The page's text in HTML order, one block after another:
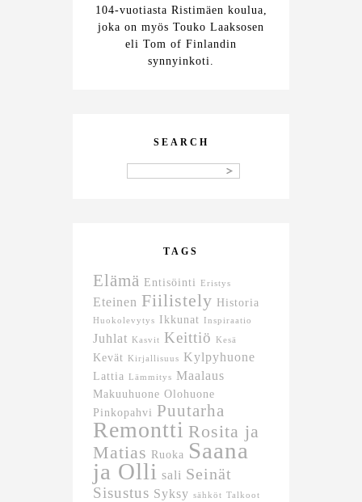
104-vuotiasta Ristimäen koulua,
joka on myös Touko Laaksosen
eli Tom of Finlandin
synnyinkoti.
SEARCH
TAGS
Elämä Entisöinti Eristys
Eteinen Fiilistely Historia
Huokolevytys Ikkunat Inspiraatio
Juhlat Kasvit Keittiö Kesä
Kevät Kirjallisuus Kylpyhuone
Lattia Lämmitys Maalaus
Makuuhuone Olohuone
Pinkopahvi Puutarha
Remontti Rosita ja
Matias Ruoka Saana
ja Olli sali Seinät
Sisustus Syksy sähköt Talkoot